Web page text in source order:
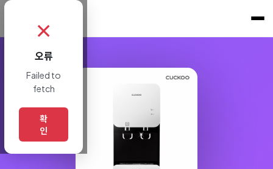
✗
오류
Failed to
fetch
확
인